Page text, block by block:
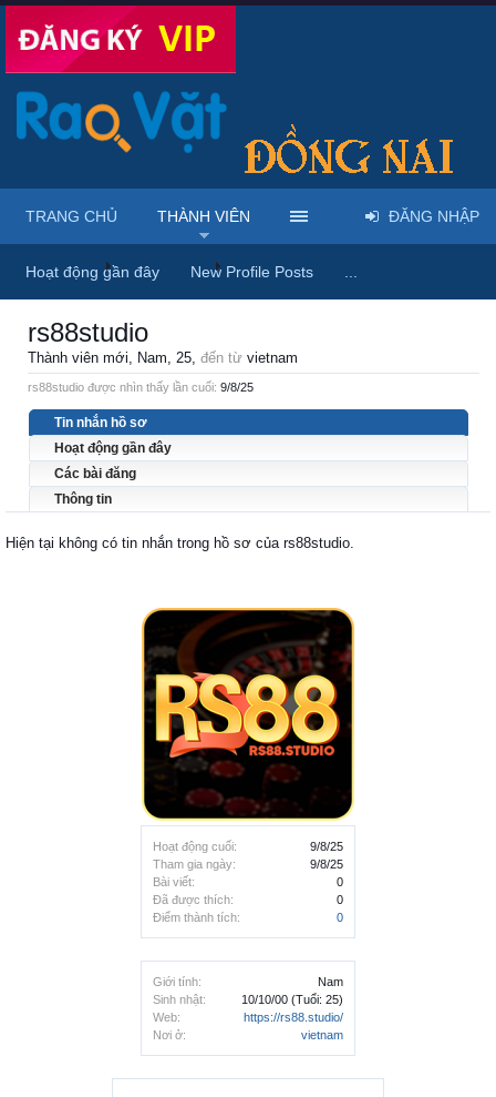
Trang chủ Thành viên rs88studio
Hoạt động cuối:
9/8/25
Tham gia ngày:
9/8/25
Bài viết:
0
Đã được thích:
0
Điểm thành tích:
0
Giới tính:
Nam
Sinh nhật:
10/10/00 (Tuổi: 25)
Web:
https://rs88.studio/
Nơi ở:
vietnam
rs88studio
Thành viên mới, Nam, 25, đến từ vietnam
rs88studio được nhìn thấy lần cuối: 9/8/25
Tin nhắn hồ sơ
Hoạt động gần đây
Các bài đăng
Thông tin
Hiện tại không có tin nhắn trong hồ sơ của rs88studio.
TRANG CHỦ THÀNH VIÊN
Hoạt động gần đây New Profile Posts
ĐĂNG NHẬP